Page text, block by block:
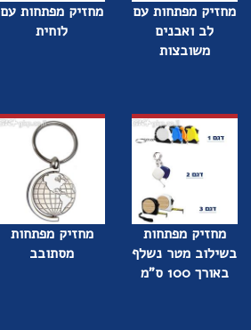
מחזיק מפתחות עם
לב ואבנים
משובצות
מחזיק מפתחות עם
לוחית
מחזיק מפתחות
בשילוב מטר נשלף
באורך 100 ס"מ
מחזיק מפתחות
מסתובב